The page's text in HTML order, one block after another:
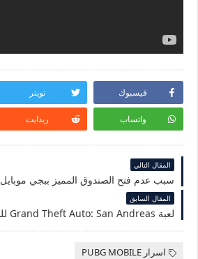
فيسبوك تويتر
واتساب ريدايت
المقال التالي
سبب عدم فتح الصندوق المميز ببجي موبايل
المقال السابق
لعبة Grand Theft Auto: San Andreas للموبايل
اسرار PUBG MOBILE